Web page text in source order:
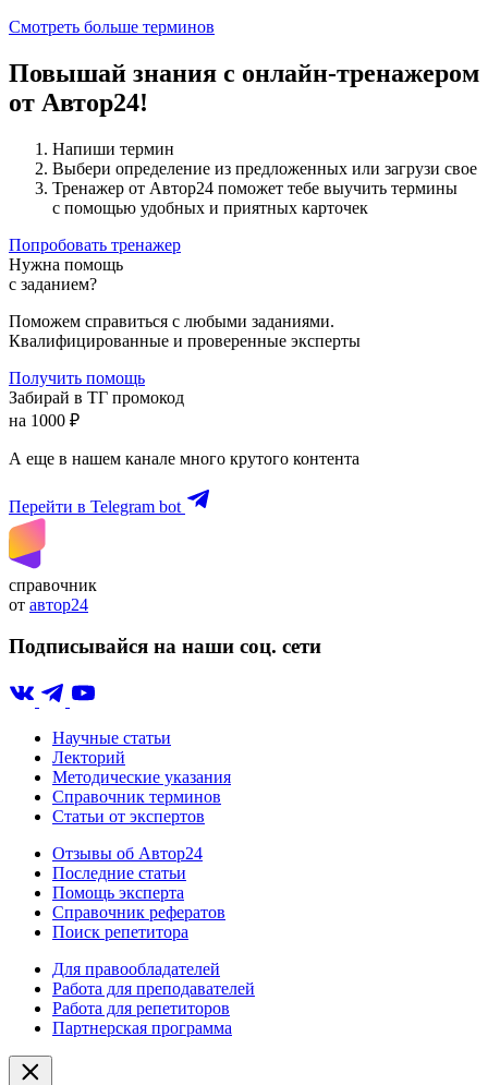
Смотреть больше терминов
Повышай знания с онлайн-тренажером
от Автор24!
Напиши термин
Выбери определение из предложенных или загрузи свое
Тренажер от Автор24 поможет тебе выучить термины
с помощью удобных и приятных карточек
Попробовать тренажер
Нужна помощь
с заданием?
Поможем справиться с любыми заданиями.
Квалифицированные и проверенные эксперты
Получить помощь
Забирай в ТГ промокод
на 1000 ₽
А еще в нашем канале много крутого контента
Перейти в Telegram bot
справочник
от автор24
Подписывайся на наши соц. сети
Научные статьи
Лекторий
Методические указания
Справочник терминов
Статьи от экспертов
Отзывы об Автор24
Последние статьи
Помощь эксперта
Справочник рефератов
Поиск репетитора
Для правообладателей
Работа для преподавателей
Работа для репетиторов
Партнерская программа